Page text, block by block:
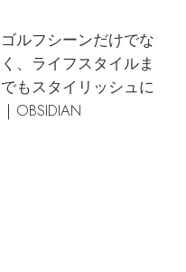
ゴルフシーンだけでな
く、ライフスタイルま
でもスタイリッシュに
｜OBSIDIAN